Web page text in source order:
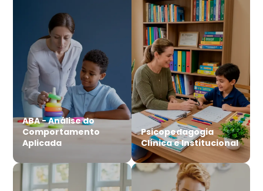
ABA - Análise do
Comportamento
Aplicada
Psicopedagogia
Clínica e Institucional